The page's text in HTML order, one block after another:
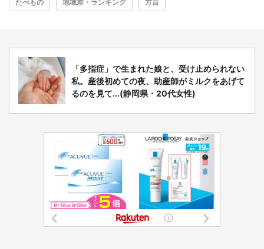
たべもの 地域差・ランキング 方言
「多指症」で生まれた娘と、受け止められない
私。産後初めての夜、助産師がミルクをあげて
るのを見て...(静岡県・20代女性)